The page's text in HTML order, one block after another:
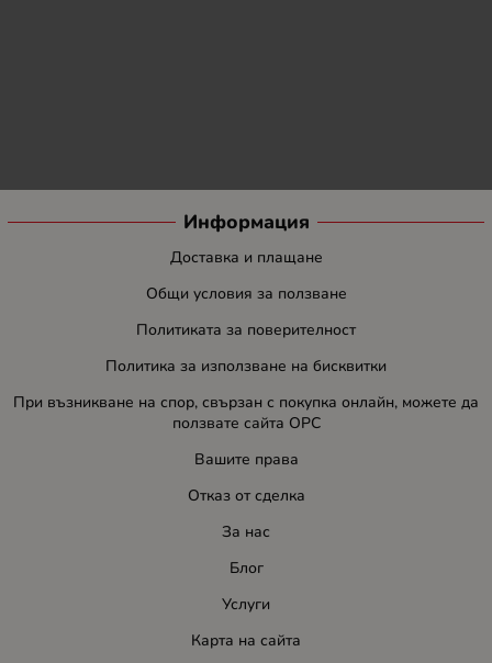
Информация
Доставка и плащане
Общи условия за ползване
Политиката за поверителност
Политика за използване на бисквитки
При възникване на спор, свързан с покупка онлайн, можете да
ползвате сайта ОРС
Вашите права
Отказ от сделка
За нас
Блог
Услуги
Карта на сайта